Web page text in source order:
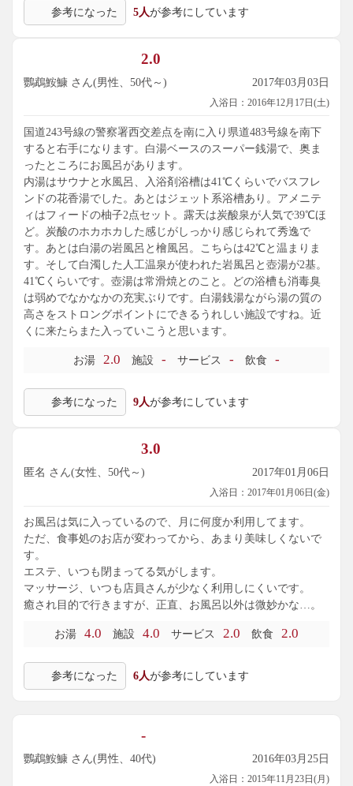
参考になった 5人が参考にしています
2.0
鸚鵡鮟鱇 さん(男性、50代～) 2017年03月03日
入浴日：2016年12月17日(土)
国道243号線の警察署西交差点を南に入り県道483号線を南下
すると右手になります。白湯ベースのスーパー銭湯で、奥ま
ったところにお風呂があります。
内湯はサウナと水風呂、入浴剤浴槽は41℃くらいでバスフレ
ンドの花香湯でした。あとはジェット系浴槽あり。アメニテ
ィはフィードの柚子2点セット。露天は炭酸泉が人気で39℃ほ
ど。炭酸のホカホカした感じがしっかり感じられて秀逸で
す。あとは白湯の岩風呂と檜風呂。こちらは42℃と温まりま
す。そして白濁した人工温泉が使われた岩風呂と壺湯が2基。
41℃くらいです。壺湯は常滑焼とのこと。どの浴槽も消毒臭
は弱めでなかなかの充実ぶりです。白湯銭湯ながら湯の質の
高さをストロングポイントにできるうれしい施設ですね。近
くに来たらまた入っていこうと思います。
お湯 2.0 施設 - サービス - 飲食 -
参考になった 9人が参考にしています
3.0
匿名 さん(女性、50代～) 2017年01月06日
入浴日：2017年01月06日(金)
お風呂は気に入っているので、月に何度か利用してます。
ただ、食事処のお店が変わってから、あまり美味しくないで
す。
エステ、いつも閉まってる気がします。
マッサージ、いつも店員さんが少なく利用しにくいです。
癒され目的で行きますが、正直、お風呂以外は微妙かな…。
お湯 4.0 施設 4.0 サービス 2.0 飲食 2.0
参考になった 6人が参考にしています
-
鸚鵡鮟鱇 さん(男性、40代) 2016年03月25日
入浴日：2015年11月23日(月)